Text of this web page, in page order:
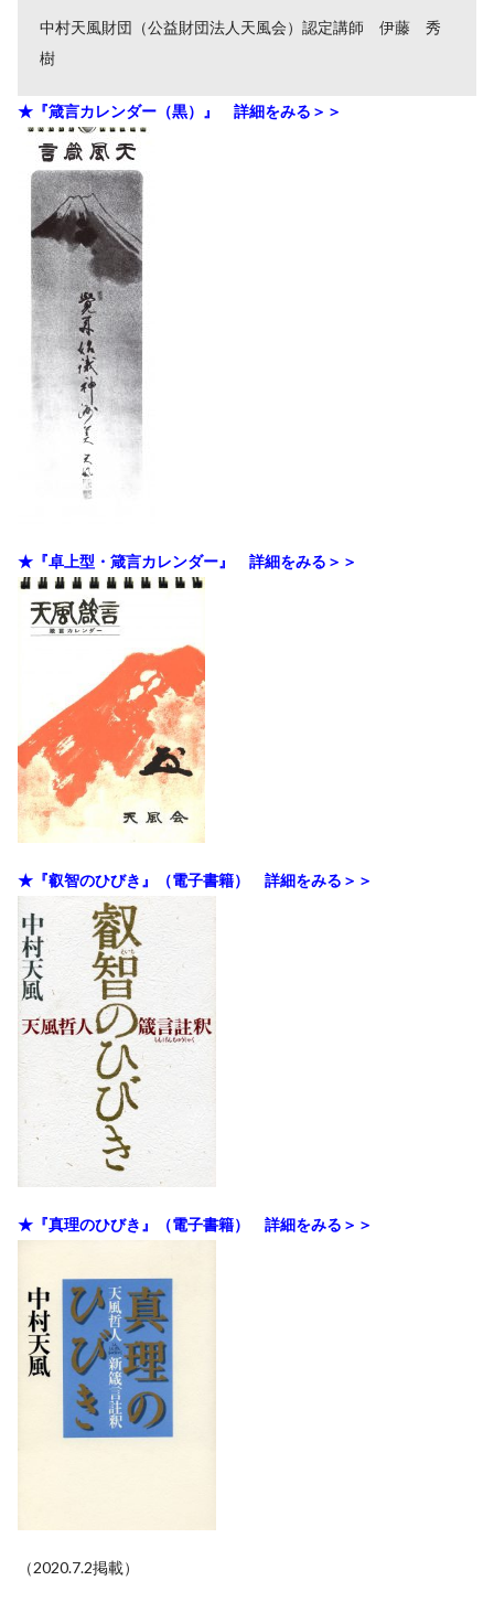
中村天風財団（公益財団法人天風会）認定講師 伊藤 秀
樹
★『箴言カレンダー（黒）』 詳細をみる＞＞
★『卓上型・箴言カレンダー』 詳細をみる＞＞
★『叡智のひびき』（電子書籍） 詳細をみる＞＞
★『真理のひびき』（電子書籍） 詳細をみる＞＞
（2020.7.2掲載）